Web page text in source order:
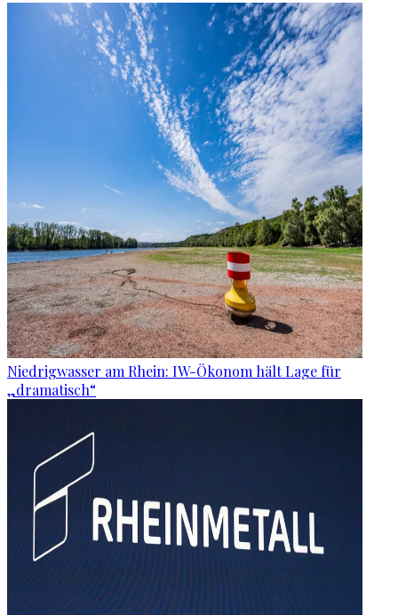
Niedrigwasser am Rhein: IW-Ökonom hält Lage für
„dramatisch“